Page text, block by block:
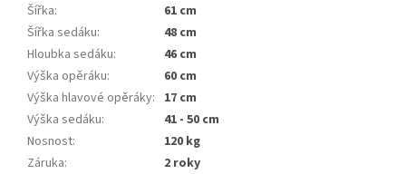
Šířka:
61 cm
Šířka sedáku:
48 cm
Hloubka sedáku:
46 cm
Výška opěráku:
60 cm
Výška hlavové opěráky: 17 cm
Výška sedáku:
41 - 50 cm
Nosnost:
120 kg
Záruka:
2 roky